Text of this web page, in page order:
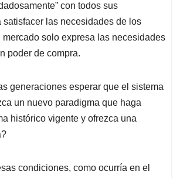
con todos sus
satisfacer las necesidades de los
mercado solo expresa las necesidades
poder de compra.
generaciones esperar que el sistema
un nuevo paradigma que haga
histórico vigente y ofrezca una
condiciones, como ocurría en el